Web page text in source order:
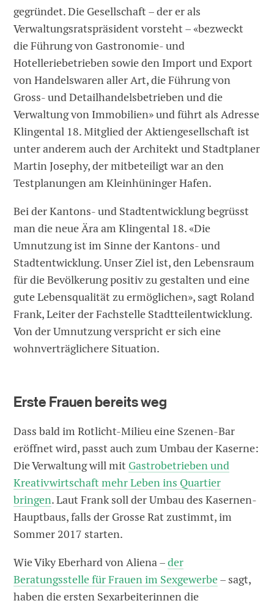
gegründet. Die Gesellschaft – der er als
Verwaltungsratspräsident vorsteht – «bezweckt
die Führung von Gastronomie- und
Hotelleriebetrieben sowie den Import und Export
von Handelswaren aller Art, die Führung von
Gross- und Detailhandelsbetrieben und die
Verwaltung von Immobilien» und führt als Adresse
Klingental 18. Mitglied der Aktiengesellschaft ist
unter anderem auch der Architekt und Stadtplaner
Martin Josephy, der mitbeteiligt war an den
Testplanungen am Kleinhüninger Hafen.
Bei der Kantons- und Stadtentwicklung begrüsst
man die neue Ära am Klingental 18. «Die
Umnutzung ist im Sinne der Kantons- und
Stadtentwicklung. Unser Ziel ist, den Lebensraum
für die Bevölkerung positiv zu gestalten und eine
gute Lebensqualität zu ermöglichen», sagt Roland
Frank, Leiter der Fachstelle Stadtteilentwicklung.
Von der Umnutzung verspricht er sich eine
wohnverträglichere Situation.
Erste Frauen bereits weg
Dass bald im Rotlicht-Milieu eine Szenen-Bar
eröffnet wird, passt auch zum Umbau der Kaserne:
Die Verwaltung will mit Gastrobetrieben und
Kreativwirtschaft mehr Leben ins Quartier
bringen. Laut Frank soll der Umbau des Kasernen-
Hauptbaus, falls der Grosse Rat zustimmt, im
Sommer 2017 starten.
Wie Viky Eberhard von Aliena –der
Beratungsstelle für Frauen im Sexgewerbe– sagt,
haben die ersten Sexarbeiterinnen die